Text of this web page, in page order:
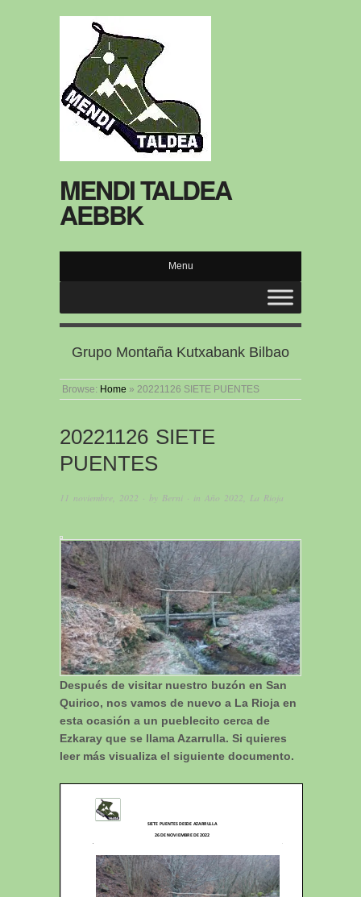
MENDI TALDEA
AEBBK
Menu
Grupo Montaña Kutxabank Bilbao
Browse: Home » 20221126 SIETE PUENTES
20221126 SIETE
PUENTES
11 noviembre, 2022 · by Berni · in Año 2022 La Rioja
Después de visitar nuestro buzón en San
Quirico, nos vamos de nuevo a La Rioja en
esta ocasión a un pueblecito cerca de
Ezkaray que se llama Azarrulla. Si quieres
leer más visualiza el siguiente documento.